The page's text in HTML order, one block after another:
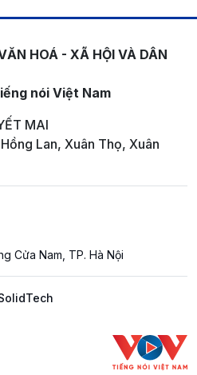
HOÁ - XÃ HỘI VÀ DÂN
nói Việt Nam
MAI
Lan, Xuân Thọ, Xuân
Cửa Nam, TP. Hà Nội